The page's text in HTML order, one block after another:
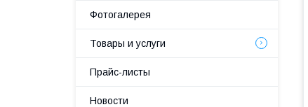
Фотогалерея
Товары и услуги
Прайс-листы
Новости